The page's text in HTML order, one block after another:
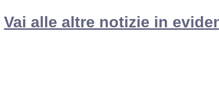
Vai alle altre notizie in